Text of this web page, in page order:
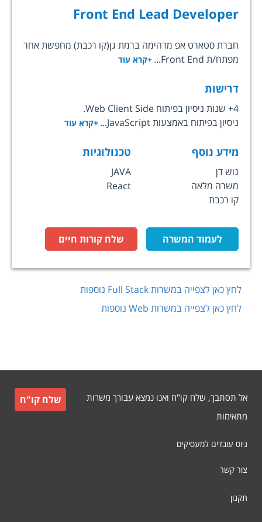
Front End Lead Developer
חברת סטארט אפ מדהימה ברמת גן(קו רכבת) מחפשת אחר
מפתח/ת Front End...
+קרא עוד
דרישות
4+ שנות ניסיון בפיתוח Web Client Side.
ניסיון בפיתוח באמצעות JavaScript...
+קרא עוד
מידע נוסף
גוש דן
משרה מלאה
קו רכבת
טכנולוגיות
JAVA
React
לעמוד המשרה שלח קורות חיים
לחץ כאן לצפייה במשרותFull Stack נוספות
לחץ כאן לצפייה במשרות Web נוספות
אל תסתבך, שלח קו"ח ואנו נמצא עבורך משרות
מתאימות
שלח קו"ח
גיוס עובדים למעסיקים
צור קשר
תקנון